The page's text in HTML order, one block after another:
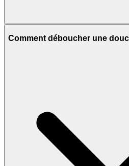
Comment déboucher une